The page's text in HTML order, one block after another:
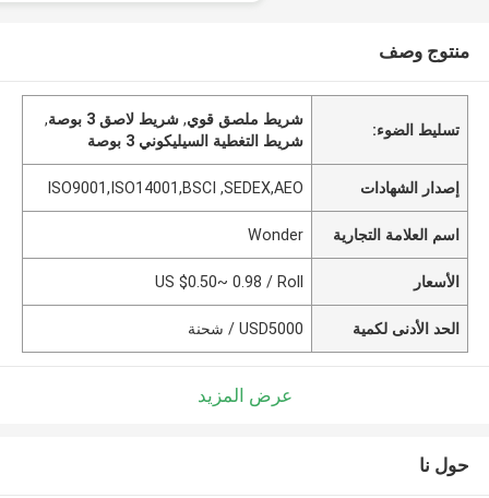
منتوج وصف
تسليط الضوء:
شريط ملصق قوي,شريط لاصق 3 بوصة
,
شريط التغطية السيليكوني 3 بوصة
إصدار الشهادات ISO9001,ISO14001,BSCI ,SEDEX,AEO
اسم العلامة التجارية Wonder
الأسعار US $0.50~ 0.98 / Roll
الحد الأدنى لكمية USD5000 / شحنة
عرض المزيد
حول نا